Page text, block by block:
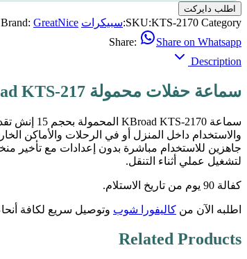
اطلب دايركت
SKU:KTS-2170 Category: سبيكرات Brand: GreatNice
Share:
Share on Whatsapp
Description
سماعة حفلات محمولة KBroad KTS-217 مقاس 15 إنش مع ميكروفونين لاسلكيين – من كاليفورا شوب
لتشغيل عملي أثناء التنقل.
كفالة 90 يوم من تاريخ الاستلام.
اطلبه الآن من كاليفورا شوب وتوصيل سريع لكافة
Related Products